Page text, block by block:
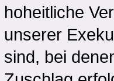
hoheitliche
unserer
sind, bei